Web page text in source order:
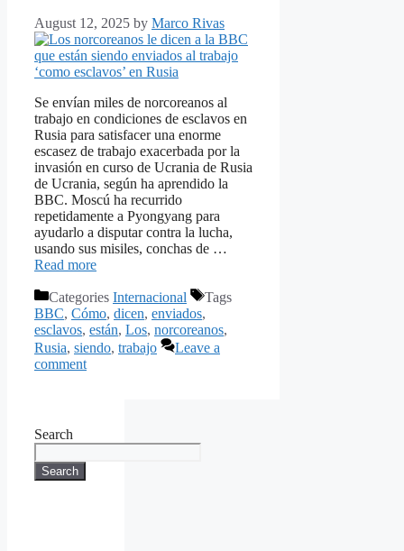
August 12, 2025 by Marco Rivas
Se envían miles de norcoreanos al
trabajo en condiciones de esclavos en
Rusia para satisfacer una enorme
escasez de trabajo exacerbada por la
invasión en curso de Ucrania de Rusia
de Ucrania, según ha aprendido la
BBC. Moscú ha recurrido
repetidamente a Pyongyang para
ayudarlo a disputar contra la lucha,
usando sus misiles, conchas de …
Read more
Categories Internacional
Tags
BBC, Cómo, dicen, enviados,
esclavos, están, Los, norcoreanos,
Rusia, siendo, trabajo
Leave a
comment
Search
Search